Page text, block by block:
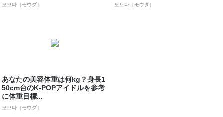
모으다［モウダ］ 모으다［モウダ］
あなたの美容体重は何kg？身長1
50cm台のK-POPアイドルを参考
に体重目標...
모으다［モウダ］